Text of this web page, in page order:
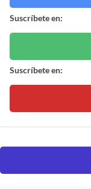
Suscríbete en:
Suscríbete en: